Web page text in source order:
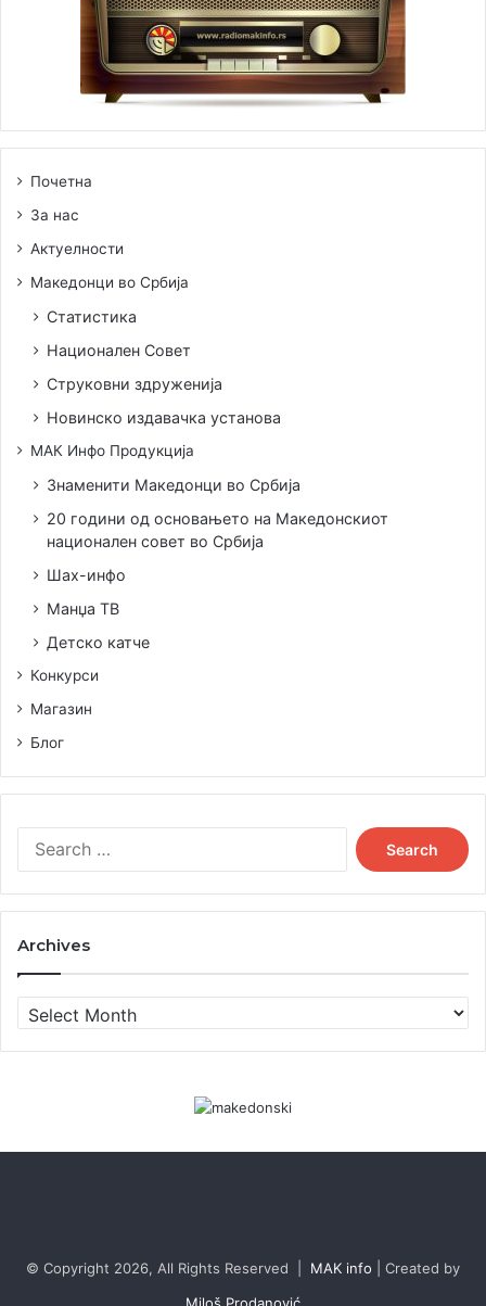
Почетна
За нас
Актуелности
Македонци во Србија
Статистика
Национален Совет
Струковни здруженија
Новинско издавачка установа
МАК Инфо Продукција
Знаменити Македонци во Србија
20 години од основањето на Македонскиот
национален совет во Србија
Шах-инфо
Манџа ТВ
Детско катче
Конкурси
Магазин
Блог
Search
for:
Archives
Archives
© Copyright 2026, All Rights Reserved | MAK info | Created by